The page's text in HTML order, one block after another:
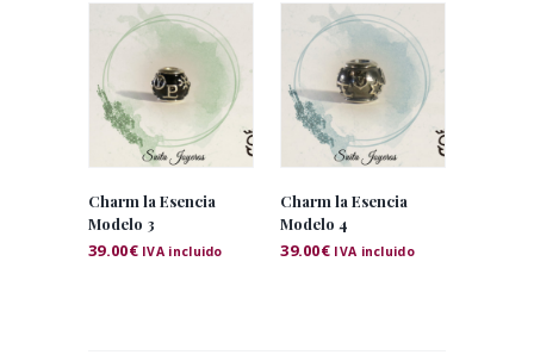
Charm la Esencia
Modelo 3
39.00€ IVA incluido
Charm la Esencia
Modelo 4
39.00€ IVA incluido